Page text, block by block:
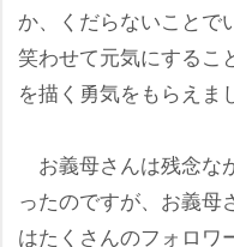
か、くだらないことで
笑わせて元気にするこ
を描く勇気をもらえま
お義母さんは残念な
ったのですが、お義母
はたくさんのフォロワ